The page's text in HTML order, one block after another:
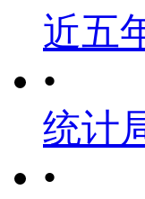
近五
•
统计
•